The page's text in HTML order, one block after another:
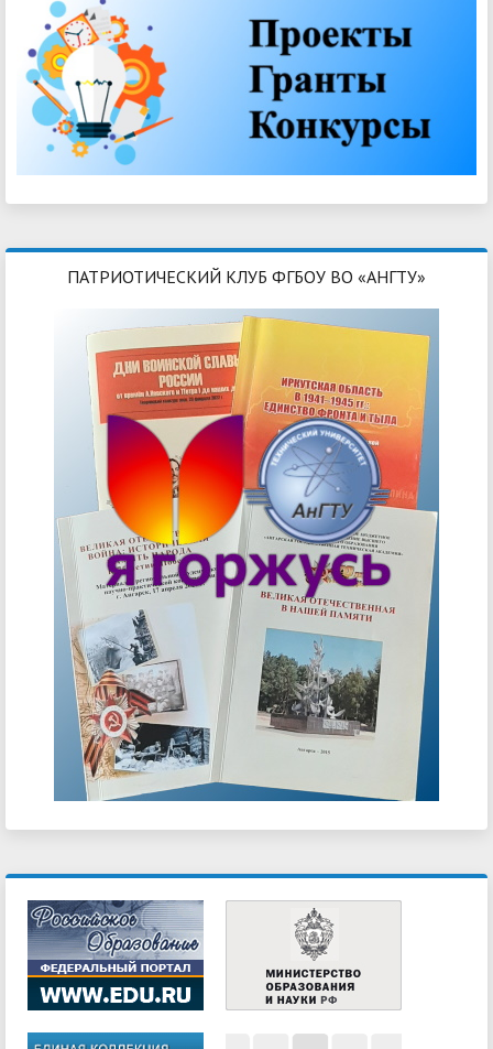
ПАТРИОТИЧЕСКИЙ КЛУБ ФГБОУ ВО «АНГТУ»